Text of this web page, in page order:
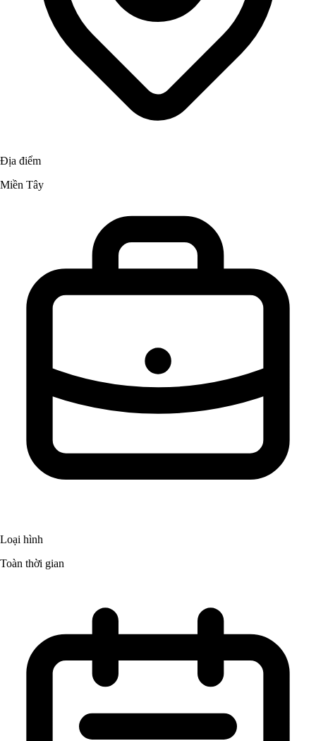
Địa điểm
Miền Tây
Loại hình
Toàn thời gian